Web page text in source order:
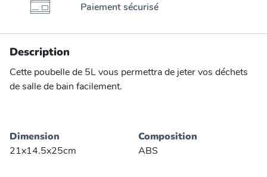
Paiement sécurisé
Description
Cette poubelle de 5L vous permettra de jeter vos déchets
de salle de bain facilement.
Dimension
21x14.5x25cm
Composition
ABS